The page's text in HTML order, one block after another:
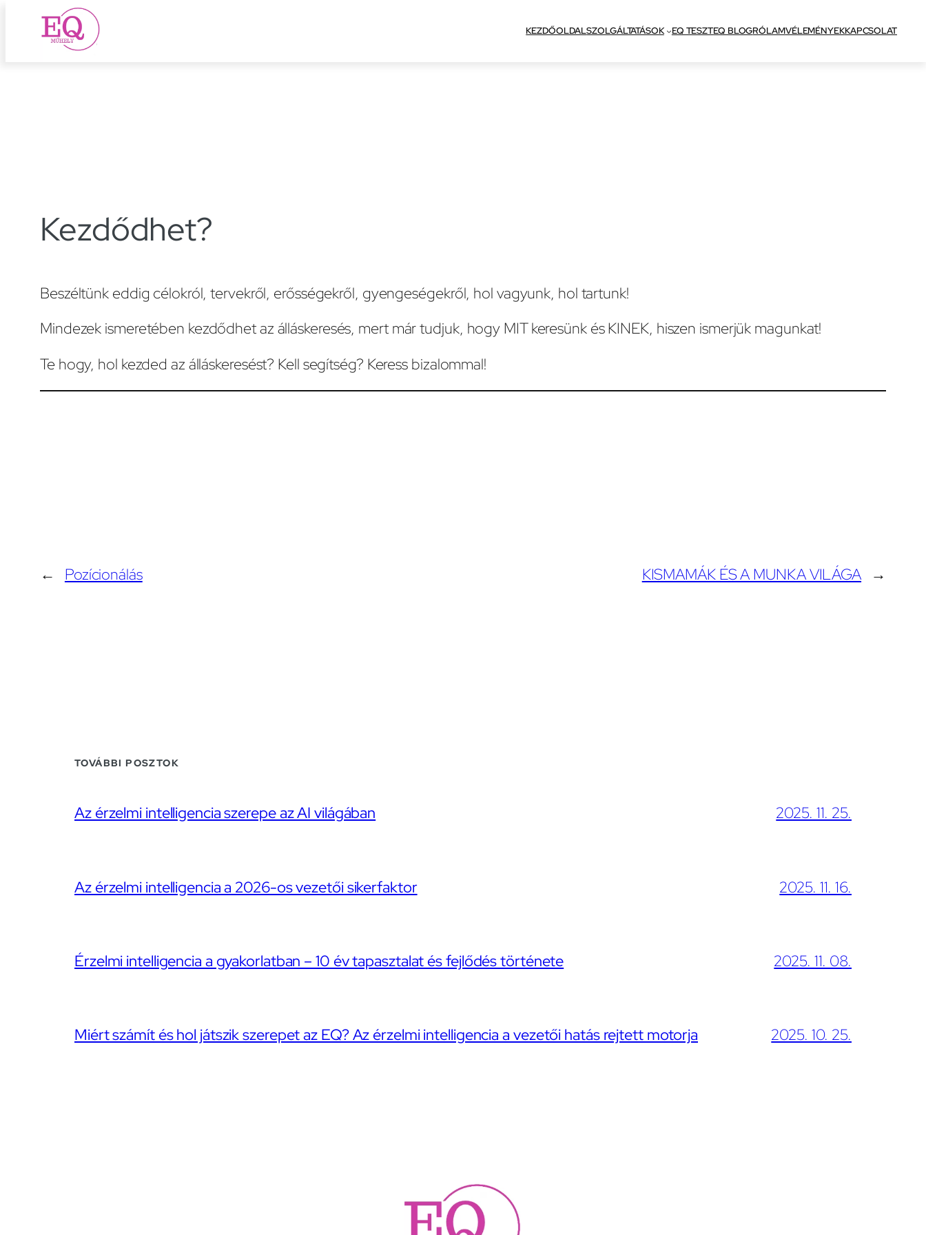
KEZDŐOLDALSZOLGÁLTATÁSOK EQ TESZTEQ BLOGRÓLAMVÉLEMÉNYEKKAPCSOLAT
Kezdődhet?
Beszéltünk eddig célokról, tervekről, erősségekről, gyengeségekről, hol vagyunk, hol tartunk!
Mindezek ismeretében kezdődhet az álláskeresés, mert már tudjuk, hogy MIT keresünk és KINEK, hiszen ismerjük magunkat!
Te hogy, hol kezded az álláskeresést? Kell segítség? Keress bizalommal!
← Pozícionálás KISMAMÁK ÉS A MUNKA VILÁGA →
TOVÁBBI POSZTOK
Az érzelmi intelligencia szerepe az AI világában 2025. 11. 25.
Az érzelmi intelligencia a 2026-os vezetői sikerfaktor 2025. 11. 16.
Érzelmi intelligencia a gyakorlatban – 10 év tapasztalat és fejlődés története 2025. 11. 08.
Miért számít és hol játszik szerepet az EQ? Az érzelmi intelligencia a vezetői hatás rejtett motorja 2025. 10. 25.